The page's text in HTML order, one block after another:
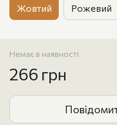
Жовтий Рожевий
Немає в наявності
266 грн